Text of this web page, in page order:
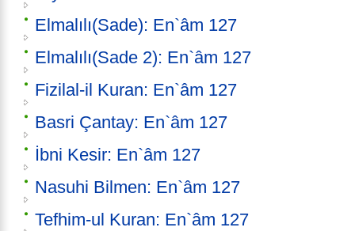
Elmalılı(Sade): En`âm 127
Elmalılı(Sade 2): En`âm 127
Fizilal-il Kuran: En`âm 127
Basri Çantay: En`âm 127
İbni Kesir: En`âm 127
Nasuhi Bilmen: En`âm 127
Tefhim-ul Kuran: En`âm 127